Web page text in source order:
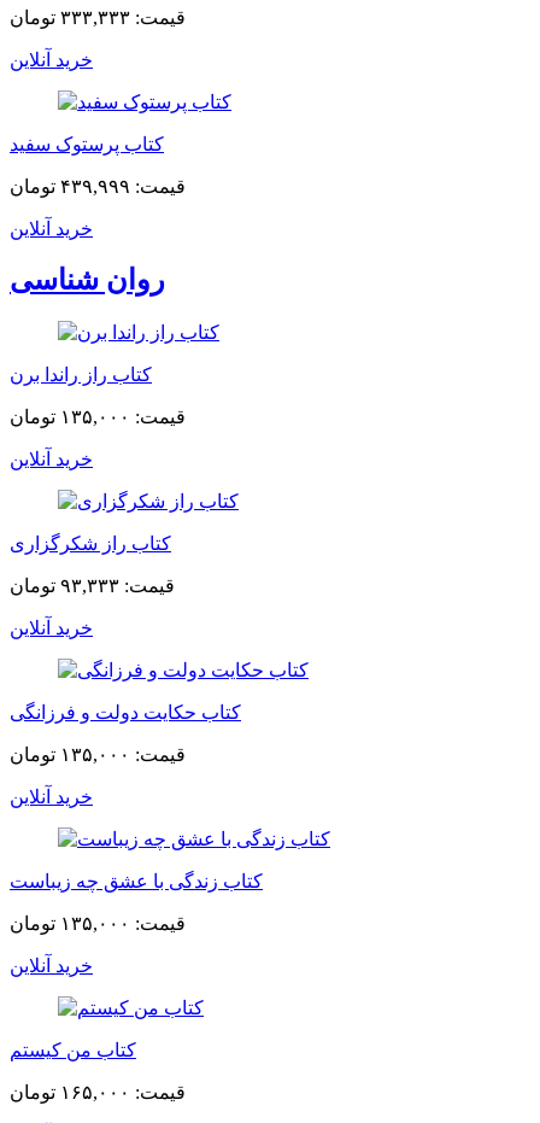
قیمت: ۳۳۳,۳۳۳ تومان
خرید آنلاین
کتاب پرستوک سفید
قیمت: ۴۳۹,۹۹۹ تومان
خرید آنلاین
روان شناسی
کتاب راز راندا برن
قیمت: ۱۳۵,۰۰۰ تومان
خرید آنلاین
کتاب راز شکرگزاری
قیمت: ۹۳,۳۳۳ تومان
خرید آنلاین
کتاب حکایت دولت و فرزانگی
قیمت: ۱۳۵,۰۰۰ تومان
خرید آنلاین
کتاب زندگی با عشق چه زیباست
قیمت: ۱۳۵,۰۰۰ تومان
خرید آنلاین
کتاب من کیستم
قیمت: ۱۶۵,۰۰۰ تومان